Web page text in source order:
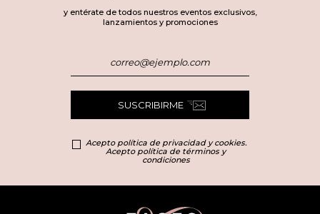
y entérate de todos nuestros eventos exclusivos,
lanzamientos y promociones
SUSCRIBIRME
Acepto política de privacidad y cookies.
Acepto política de términos y
condiciones